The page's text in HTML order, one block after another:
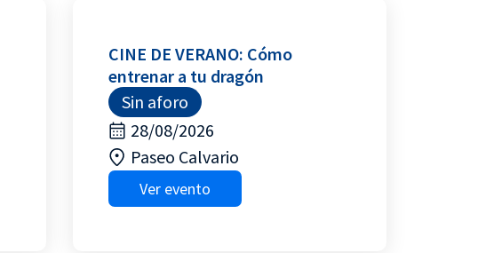
CINE DE VERANO: Cómo
entrenar a tu dragón
Sin aforo
28/08/2026
Paseo Calvario
Ver evento